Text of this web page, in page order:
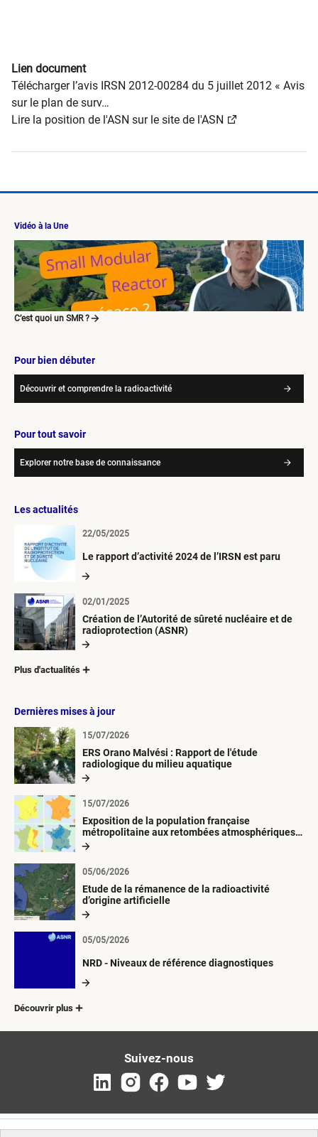
Lien document
Télécharger l’avis IRSN 2012-00284 du 5 juillet 2012 « Avis
sur le plan de surv…
Lire la position de l'ASN sur le site de l'ASN
Vidéo à la Une
C’est quoi un SMR ?
Pour bien débuter
Découvrir et comprendre la radioactivité
Pour tout savoir
Explorer notre base de connaissance
Les actualités
Le rapport d’activité 2024 de l’IRSN est paru
22/05/2025
Création de l’Autorité de sûreté nucléaire et de
radioprotection (ASNR)
02/01/2025
Plus d'actualités
Dernières mises à jour
ERS Orano Malvési : Rapport de l'étude
radiologique du milieu aquatique
15/07/2026
Exposition de la population française
métropolitaine aux retombées atmosphériques
radioactives depuis 1945
15/07/2026
Etude de la rémanence de la radioactivité
d’origine artificielle
05/06/2026
NRD - Niveaux de référence diagnostiques
05/05/2026
Découvrir plus
Suivez-nous